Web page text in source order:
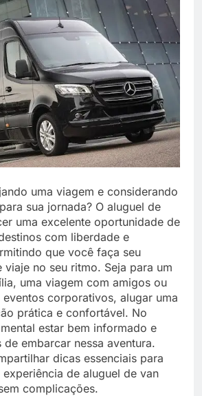
uma viagem e considerando
para sua jornada? O aluguel de
uma excelente oportunidade de
com liberdade e
que você faça seu
no seu ritmo. Seja para um
uma viagem com amigos ou
corporativos, alugar uma
prática e confortável. No
estar bem informado e
de embarcar nessa aventura.
dicas essenciais para
de aluguel de van
complicações.